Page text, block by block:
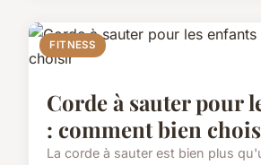
FITNESS
Corde à sauter pour
: comment bien
La corde à sauter est bien plus